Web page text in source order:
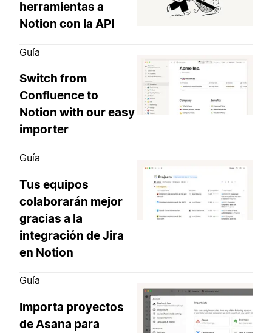
herramientas a
Notion con la API
Guía
Switch from
Confluence to
Notion with our easy
importer
Guía
Tus equipos
colaborarán mejor
gracias a la
integración de Jira
en Notion
Guía
Importa proyectos
de Asana para